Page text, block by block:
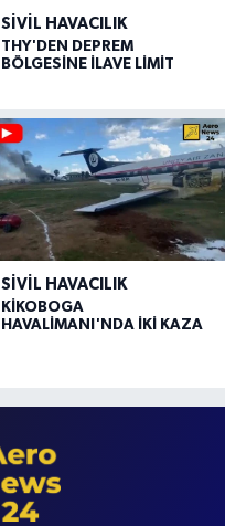
SIVIL HAVACILIK
THY'DEN DEPREM
BÖLGESİNE İLAVE LİMİT
SIVIL HAVACILIK
KİKOBOGA
HAVALİMANI'NDA İKİ KAZA